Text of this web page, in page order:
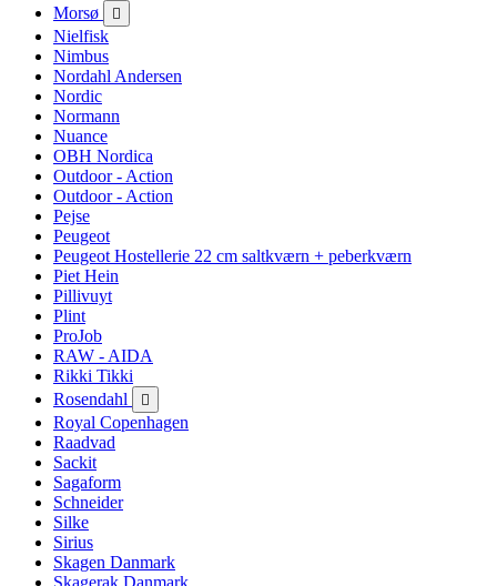
Morsø

Nielfisk
Nimbus
Nordahl Andersen
Nordic
Normann
Nuance
OBH Nordica
Outdoor - Action
Outdoor - Action
Pejse
Peugeot
Peugeot Hostellerie 22 cm saltkværn + peberkværn
Piet Hein
Pillivuyt
Plint
ProJob
RAW - AIDA
Rikki Tikki
Rosendahl

Royal Copenhagen
Raadvad
Sackit
Sagaform
Schneider
Silke
Sirius
Skagen Danmark
Skagerak Danmark